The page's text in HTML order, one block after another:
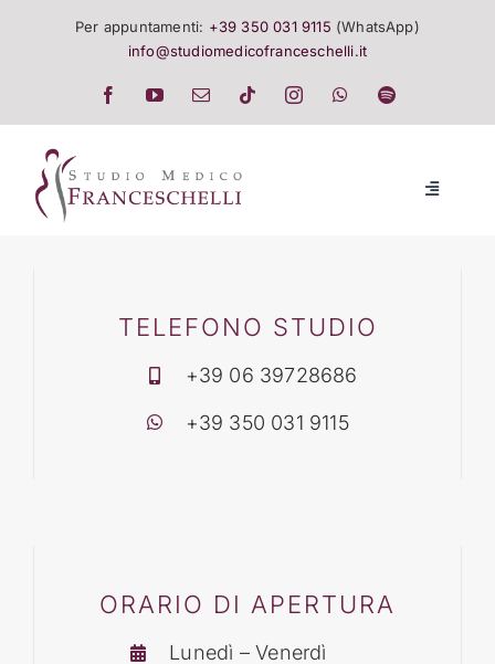
Per appuntamenti: +39 350 031 9115 (WhatsApp)
info@studiomedicofranceschelli.it
Toggle
SALUTE E TRATTAMENTITELEFONO STUDIO
+39 06 39728686
+39 350 031 9115
ORARIO DI APERTURA
Lunedì – Venerdì